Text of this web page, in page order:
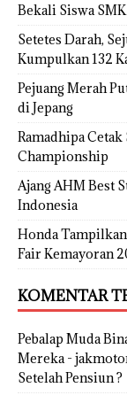
Bekali Siswa
Setetes Darah,
Kumpulkan 132
Pejuang Merah
di Jepang
Ramadhipa
Championship
Ajang AHM Best
Indonesia
Honda
Fair Kemayoran
KOMENTAR
Pebalap Muda
Mereka -
Setelah Pensiun ?